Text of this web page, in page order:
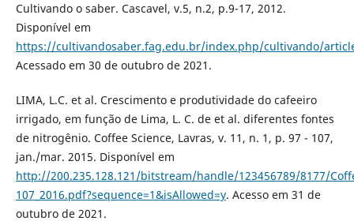
Cultivando o saber. Cascavel, v.5, n.2, p.9-17, 2012.
Disponível em
https://cultivandosaber.fag.edu.br/index.php/cultivando/
Acessado em 30 de outubro de 2021.
LIMA, L.C. et al. Crescimento e produtividade do cafeeiro
irrigado, em função de Lima, L. C. de et al. diferentes fontes
de nitrogênio. Coffee Science, Lavras, v. 11, n. 1, p. 97 - 107,
jan./mar. 2015. Disponível em
http://200.235.128.121/bitstream/handle/123456789/8177/
107_2016.pdf?sequence=1&isAllowed=y. Acesso em 31 de
outubro de 2021.